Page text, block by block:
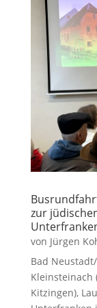
zur
von Jürgen
Bad
Kleinsteinach
Kitzingen),